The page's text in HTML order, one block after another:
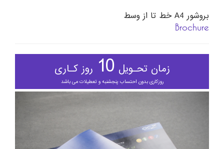
بروشور A4 خط تا از وسط
Brochure
زمان تحـویل 10 روز کـاری
روزکاری بدون احتساب پنجشنبه و تعطیلات می باشد